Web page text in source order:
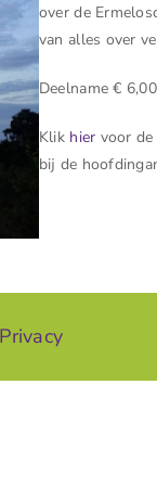
over de
van alles over
Deelname €
Klik hier voor
bij de
Privacy